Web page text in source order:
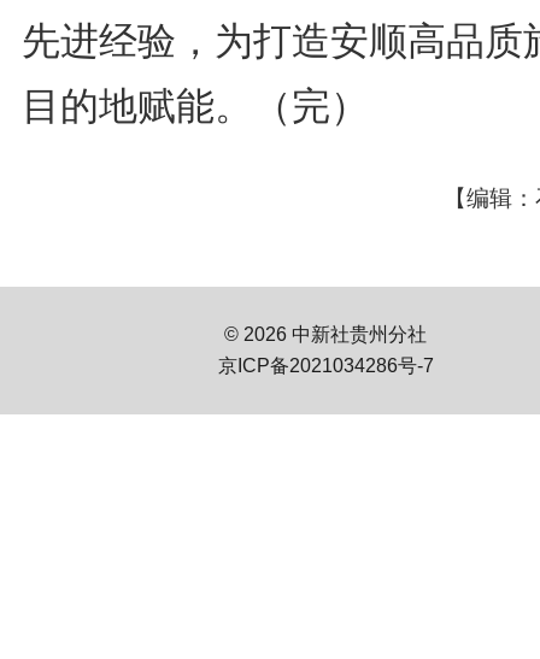
先进经验，为打造安顺高品质
目的地赋能。（完）
【编辑
© 2026 中新社贵州分社
京ICP备2021034286号-7